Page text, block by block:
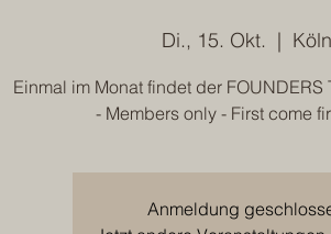
Di., 15. Okt.
  |
Köln
Einmal im Monat findet der FOUNDERS
- Members only - First come
Anmeldung